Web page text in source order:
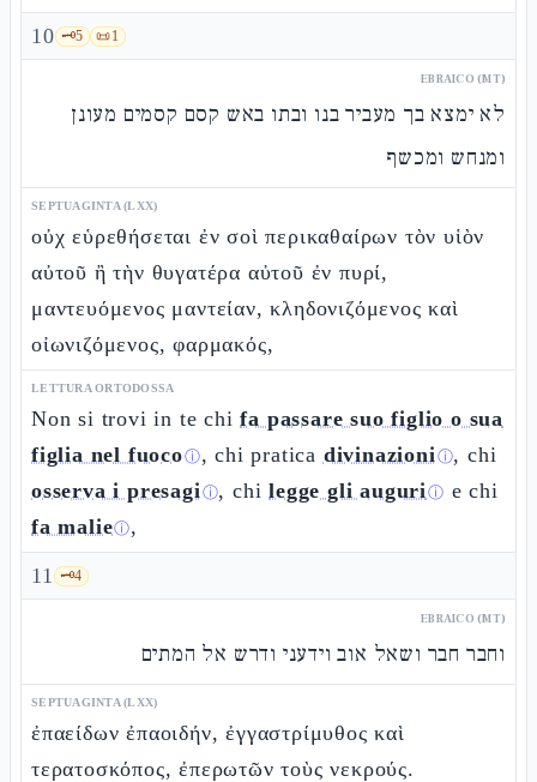
10 🗝️5 📜1
EBRAICO (MT)
לא ימצא בך מעביר בנו ובתו באש קסם קסמים מעונן
ומנחש ומכשף
SEPTUAGINTA (LXX)
οὐχ εὑρεθήσεται ἐν σοὶ περικαθαίρων τὸν υἱὸν
αὐτοῦ ἢ τὴν θυγατέρα αὐτοῦ ἐν πυρί,
μαντευόμενος μαντείαν, κληδονιζόμενος καὶ
οἰωνιζόμενος, φαρμακός,
LETTURA ORTODOSSA
Non si trovi in te chifa passare suo figlio o sua
figlia nel fuocoⓘ, chi pratica divinazioniⓘ, chi
osserva i presagiⓘ, chilegge gli auguriⓘ e chi
fa malieⓘ,
11 🗝️4
EBRAICO (MT)
וחבר חבר ושאל אוב וידעני ודרש אל המתים
SEPTUAGINTA (LXX)
ἐπαείδων ἐπαοιδήν, ἐγγαστρίμυθος καὶ
τερατοσκόπος, ἐπερωτῶν τοὺς νεκρούς.